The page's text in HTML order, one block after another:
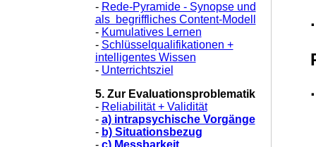
- Rede-Pyramide - Synopse und
als begriffliches Content-Modell
- Kumulatives Lernen
- Schlüsselqualifikationen +
intelligentes Wissen
- Unterrichtsziel
5. Zur Evaluationsproblematik
- Reliabilität + Validität
- a) intrapsychische Vorgänge
- b) Situationsbezug
- c) Messbarkeit
·
·